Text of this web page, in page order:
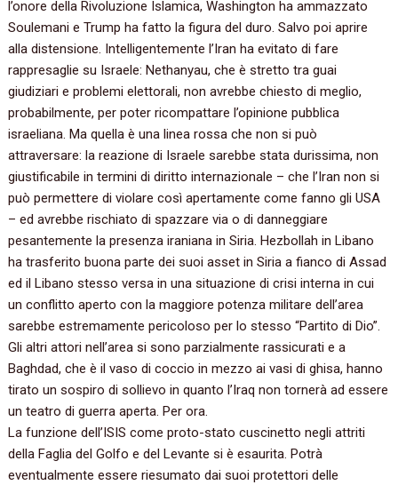
l’onore della Rivoluzione Islamica, Washington ha ammazzato
Soulemani e Trump ha fatto la figura del duro. Salvo poi aprire
alla distensione. Intelligentemente l’Iran ha evitato di fare
rappresaglie su Israele: Nethanyau, che è stretto tra guai
giudiziari e problemi elettorali, non avrebbe chiesto di meglio,
probabilmente, per poter ricompattare l’opinione pubblica
israeliana. Ma quella è una linea rossa che non si può
attraversare: la reazione di Israele sarebbe stata durissima, non
giustificabile in termini di diritto internazionale – che l’Iran non si
può permettere di violare così apertamente come fanno gli USA
– ed avrebbe rischiato di spazzare via o di danneggiare
pesantemente la presenza iraniana in Siria. Hezbollah in Libano
ha trasferito buona parte dei suoi asset in Siria a fianco di Assad
ed il Libano stesso versa in una situazione di crisi interna in cui
un conflitto aperto con la maggiore potenza militare dell’area
sarebbe estremamente pericoloso per lo stesso “Partito di Dio”.
Gli altri attori nell’area si sono parzialmente rassicurati e a
Baghdad, che è il vaso di coccio in mezzo ai vasi di ghisa, hanno
tirato un sospiro di sollievo in quanto l’Iraq non tornerà ad essere
un teatro di guerra aperta. Per ora.
La funzione dell’ISIS come proto-stato cuscinetto negli attriti
della Faglia del Golfo e del Levante si è esaurita. Potrà
eventualmente essere riesumato dai suoi protettori delle